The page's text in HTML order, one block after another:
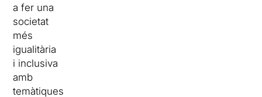
a fer una
societat
més
igualitària
i inclusiva
amb
temàtiques